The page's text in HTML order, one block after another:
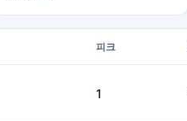
피크
1